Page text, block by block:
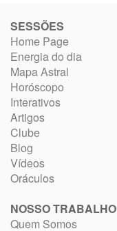
SESSÕES
Home Page
Energia do dia
Mapa Astral
Horóscopo
Interativos
Artigos
Clube
Blog
Vídeos
Oráculos
NOSSO TRABALHO
Quem Somos